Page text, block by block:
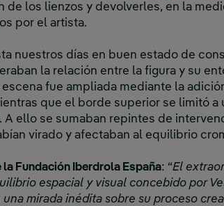
de los lienzos y devolverles, en la
por el artista.
nuestros días en buen estado de
la relación entre la figura y su
escena fue ampliada mediante la
que el borde superior se limitó
ello se sumaban repintes de
virado y afectaban al equilibrio
Fundación Iberdrola España: “El
espacial y visual concebido por
mirada inédita sobre su proceso